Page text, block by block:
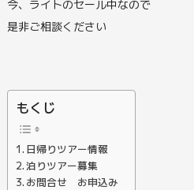
今、ライトのセール中なので
是非ご相談ください
もくじ
日帰りツアー情報
泊りツアー募集
お問合せ お申込み